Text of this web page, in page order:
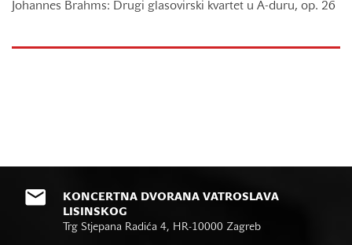
Johannes Brahms: Drugi glasovirski kvartet u A-duru, op. 26
KONCERTNA DVORANA VATROSLAVA
LISINSKOG
Trg Stjepana Radića 4, HR-10000 Zagreb